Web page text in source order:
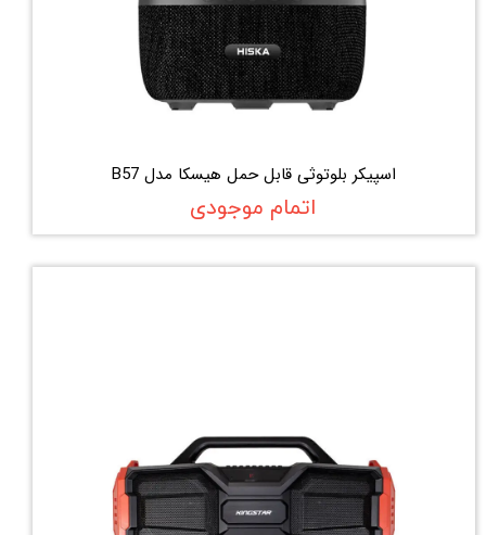
اسپیکر بلوتوثی قابل حمل هیسکا مدل B57
اتمام موجودی